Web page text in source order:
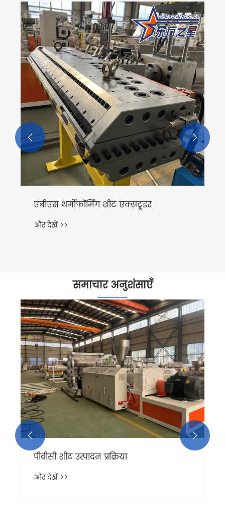
प्लास्टिक पीवीसी सॉफ्ट शीट एक्सट्रूज़न
लाइन निर्माण
और देखें >>
 
समाचार अनुशंसाएँ
एक्वाकल्चर पानी की लाइनों के लिए पीवीसी
स्क्वायर ट्यूब के अनुप्रयोग क्या हैं?
और देखें >>
 